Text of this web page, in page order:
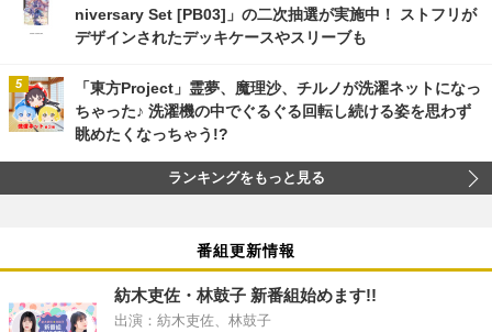
niversary Set [PB03]」の二次抽選が実施中！ ストフリが
デザインされたデッキケースやスリーブも
「東方Project」霊夢、魔理沙、チルノが洗濯ネットになっ
ちゃった♪ 洗濯機の中でぐるぐる回転し続ける姿を思わず
眺めたくなっちゃう!?
ランキングをもっと見る
番組更新情報
紡木吏佐・林鼓子 新番組始めます!!
出演：紡木吏佐、林鼓子